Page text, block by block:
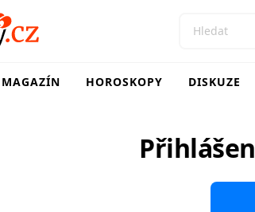
MAGAZÍN HOROSKOPY DISKUZE